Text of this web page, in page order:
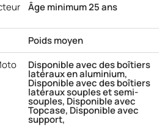
Âge minimum 25 ans
Poids moyen
Disponible avec des boîtiers
latéraux en aluminium,
Disponible avec des boîtiers
latéraux souples et semi-
souples, Disponible avec
Topcase, Disponible avec
support,